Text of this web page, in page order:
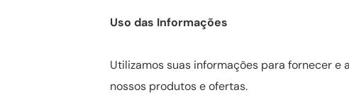
Uso das Informações
Utilizamos suas informações para fornecer
nossos produtos e ofertas.